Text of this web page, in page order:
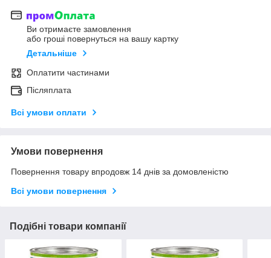
Ви отримаєте замовлення
або гроші повернуться на вашу картку
Детальніше
Оплатити частинами
Післяплата
Всі умови оплати
Умови повернення
Повернення товару впродовж 14 днів за домовленістю
Всі умови повернення
Подібні товари компанії